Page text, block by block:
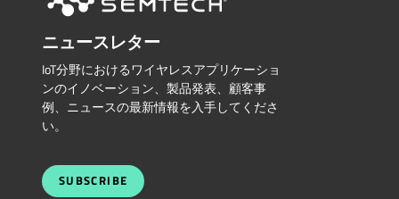
ニュースレター
IoT分野におけるワイヤレスアプリケーショ
ンのイノベーション、製品発表、顧客事
例、ニュースの最新情報を入手してくださ
い。
SUBSCRIBE